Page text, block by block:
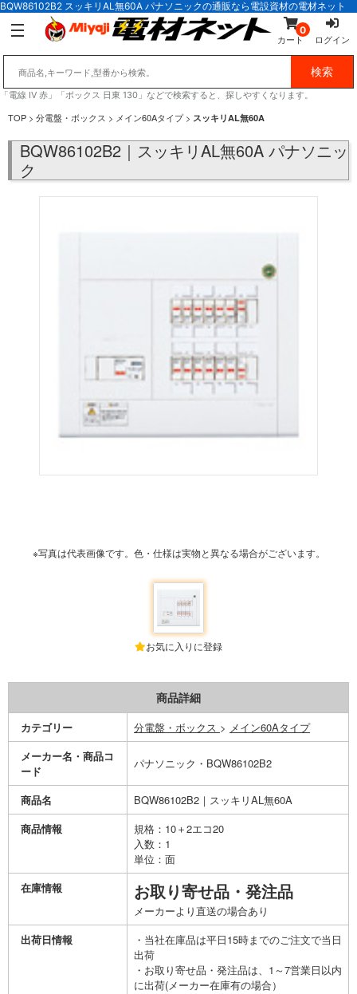
BQW86102B2 スッキリAL無60A パナソニックの通販なら電設資材の電材ネット
0
カート ログイン
「電線 IV 赤」「ボックス 日東 130」などで検索すると、探しやすくなります。
TOP > 分電盤・ボックス > メイン60Aタイプ> スッキリAL無60A
BQW86102B2｜スッキリAL無60A パナソニッ
ク
※写真は代表画像です。色・仕様は実物と異なる場合がございます。
お気に入りに登録
商品詳細
カテゴリー 分電盤・ボックス > メイン60Aタイプ
メーカー名・商品コ
ード
パナソニック・BQW86102B2
商品名
BQW86102B2｜スッキリAL無60A
商品情報
規格：10＋2エコ20
入数：1
単位：面
在庫情報
お取り寄せ品・発注品
メーカーより直送の場合あり
出荷日情報
・当社在庫品は平日15時までのご注文で当日
出荷
・お取り寄せ品・発注品は、1～7営業日以内
に出荷(メーカー在庫有の場合）